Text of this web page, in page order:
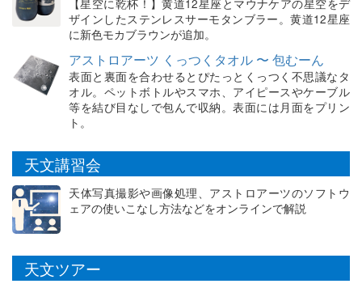
【星空に乾杯！】黄道12星座とマウナケアの星空をデ
ザインしたステンレスサーモタンブラー。黄道12星座
に新色モカブラウンが追加。
アストロアーツ くっつくタオル 〜 包むーん
表面と裏面を合わせるとぴたっとくっつく不思議なタ
オル。ペットボトルやスマホ、アイピースやケーブル
等を結び目なしで包んで収納。表面には月面をプリン
ト。
天文講習会
天体写真撮影や画像処理、アストロアーツのソフトウ
ェアの使いこなし方法などをオンラインで解説
天文ツアー